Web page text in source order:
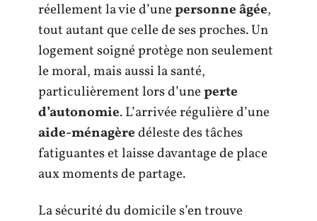
réellement la vie d’unepersonne âgée,
tout autant que celle de ses proches. Un
logement soigné protège non seulement
le moral, mais aussi la santé,
particulièrement lors d’uneperte
d’autonomie. L’arrivée régulière d’une
aide-ménagèredéleste des tâches
fatiguantes et laisse davantage de place
aux moments de partage.
La sécurité du domicile s’en trouve